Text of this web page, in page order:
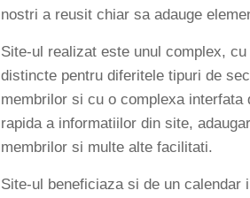
nostri a reusit chiar sa adauge
Site-ul realizat este unul complex,
distincte pentru diferitele tipuri de
membrilor si cu o complexa
rapida a informatiilor din site,
membrilor si multe alte facilitati.
Site-ul beneficiaza si de un